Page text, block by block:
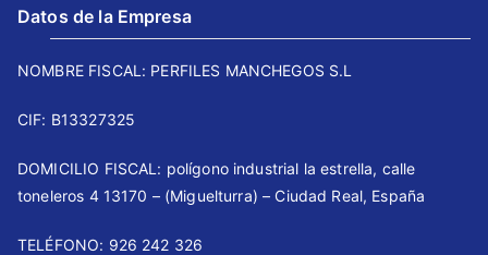
Datos de la Empresa
NOMBRE FISCAL: PERFILES MANCHEGOS S.L
CIF: B13327325
DOMICILIO FISCAL: polígono industrial la estrella, calle
toneleros 4 13170 – (Miguelturra) – Ciudad Real, España
TELÉFONO: 926 242 326 ⠀⠀